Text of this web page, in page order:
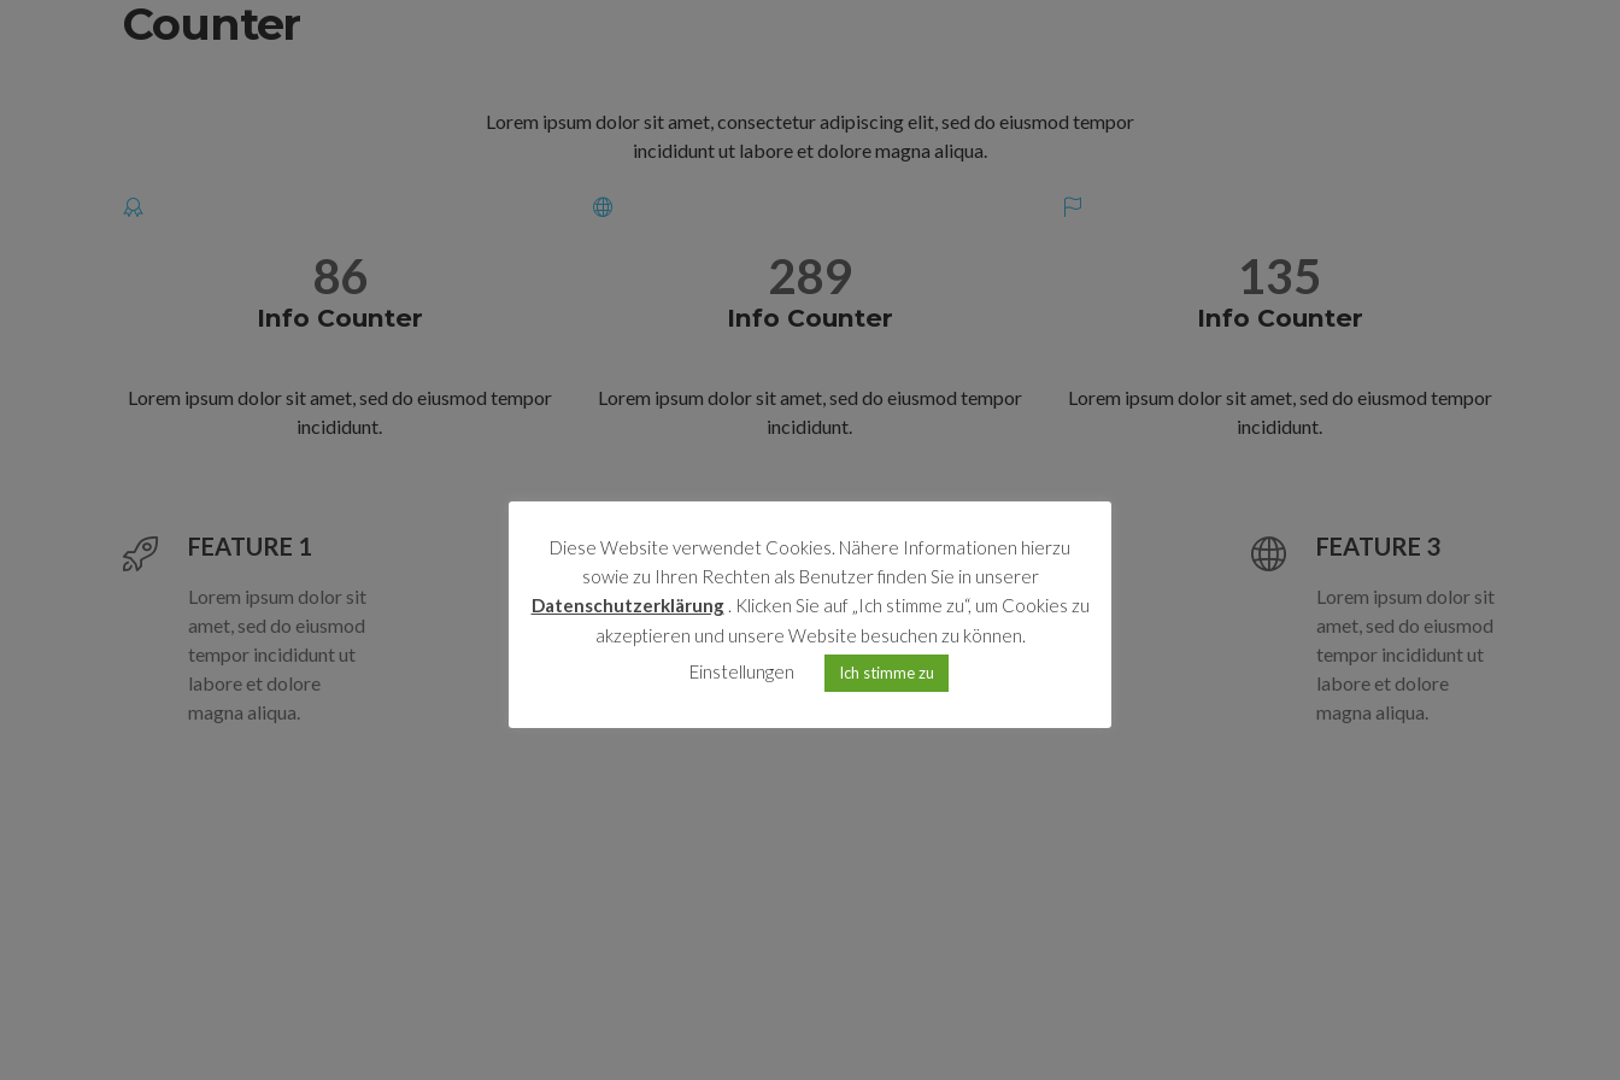
Counter
Lorem ipsum dolor sit amet, consectetur adipiscing elit, sed do eiusmod tempor
incididunt ut labore et dolore magna aliqua.
86
Info Counter
Lorem ipsum dolor sit amet, sed do eiusmod tempor
incididunt.
289
Info Counter
Lorem ipsum dolor sit amet, sed do eiusmod tempor
incididunt.
135
Info Counter
Lorem ipsum dolor sit amet, sed do eiusmod tempor
incididunt.
FEATURE 1
Lorem ipsum dolor sit
amet, sed do eiusmod
tempor incididunt ut
labore et dolore
magna aliqua.
FEATURE 2
Lorem ipsum dolor sit
amet, sed do eiusmod
tempor incididunt ut
labore et dolore
FEATURE 3
Lorem ipsum dolor sit
amet, sed do eiusmod
tempor incididunt ut
labore et dolore
magna aliqua.
Diese Website verwendet Cookies. Nähere Informationen hierzu
sowie zu Ihren Rechten als Benutzer finden Sie in unserer
Datenschutzerklärung. Klicken Sie auf „Ich stimme zu“, um Cookies zu
akzeptieren und unsere Website besuchen zu können.
Einstellungen
Ich stimme zu